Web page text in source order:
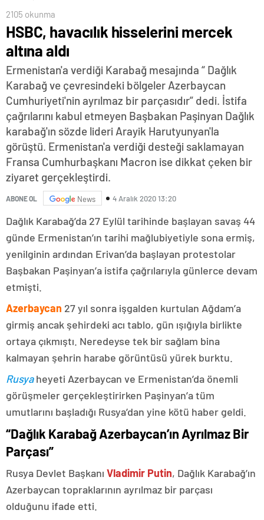
2105 okunma
HSBC, havacılık hisselerini mercek
altına aldı
Ermenistan'a verdiği Karabağ mesajında “ Dağlık
Karabağ ve çevresindeki bölgeler Azerbaycan
Cumhuriyeti'nin ayrılmaz bir parçasıdır” dedi. İstifa
çağrılarını kabul etmeyen Başbakan Paşinyan Dağlık
karabağ'ın sözde lideri Arayik Harutyunyan'la
görüştü. Ermenistan'a verdiği desteği saklamayan
Fransa Cumhurbaşkanı Macron ise dikkat çeken bir
ziyaret gerçekleştirdi.
ABONE OL News 4 Aralık 2020 13:20
Dağlık Karabağ’da 27 Eylül tarihinde başlayan savaş 44
günde Ermenistan’ın tarihi mağlubiyetiyle sona ermiş,
yenilginin ardından Erivan’da başlayan protestolar
Başbakan Paşinyan’a istifa çağrılarıyla günlerce devam
etmişti.
Azerbaycan 27 yıl sonra işgalden kurtulan Ağdam’a
girmiş ancak şehirdeki acı tablo, gün ışığıyla birlikte
ortaya çıkmıştı. Neredeyse tek bir sağlam bina
kalmayan şehrin harabe görüntüsü yürek burktu.
Rusyaheyeti Azerbaycan ve Ermenistan’da önemli
görüşmeler gerçekleştirirken Paşinyan’a tüm
umutlarını başladığı Rusya’dan yine kötü haber geldi.
“Dağlık Karabağ Azerbaycan’ın Ayrılmaz Bir
Parçası”
Rusya Devlet Başkanı Vladimir Putin, Dağlık Karabağ’ın
Azerbaycan topraklarının ayrılmaz bir parçası
olduğunu ifade etti.